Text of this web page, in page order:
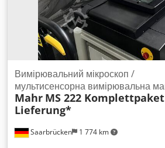
Saarbrücken 1 774 km
Вимірювальний мікроскоп /
мультисенсорна вимірювальна
Mahr MS 222
Lieferung*